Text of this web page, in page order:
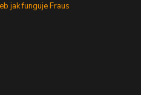
jak funguje Fraus